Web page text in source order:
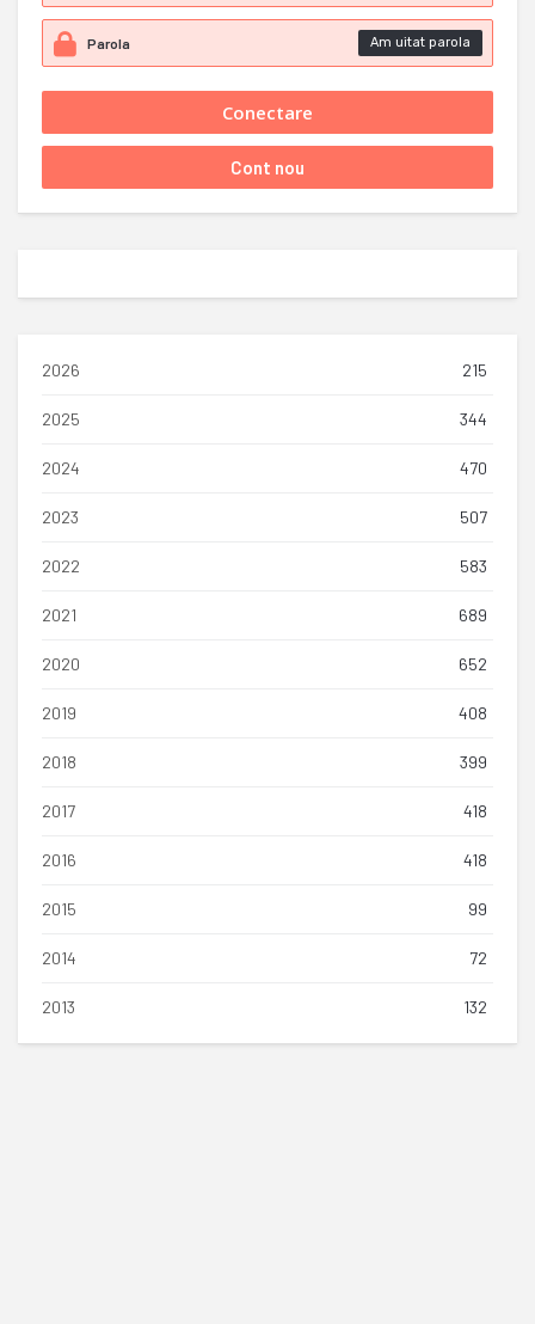
Am uitat parola
2026 215
2025 344
2024 470
2023 507
2022 583
2021 689
2020 652
2019 408
2018 399
2017 418
2016 418
2015 99
2014 72
2013 132